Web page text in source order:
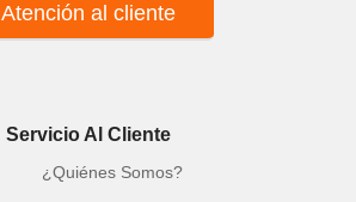
Atención al cliente
Servicio Al Cliente
¿Quiénes Somos?